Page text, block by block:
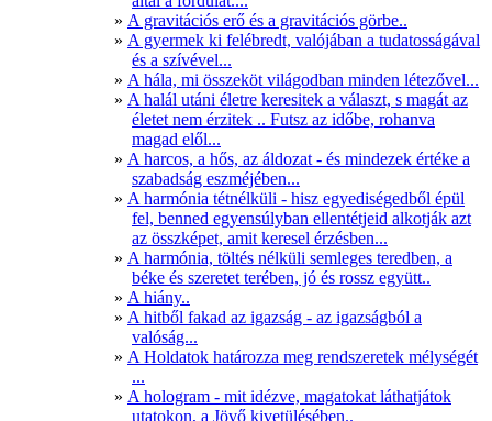
A gravitációs erő és a gravitációs görbe..
A gyermek ki felébredt, valójában a tudatosságával
és a szívével...
A hála, mi összeköt világodban minden létezővel...
A halál utáni életre keresitek a választ, s magát az
életet nem érzitek .. Futsz az időbe, rohanva
magad elől...
A harcos, a hős, az áldozat - és mindezek értéke a
szabadság eszméjében...
A harmónia tétnélküli - hisz egyediségedből épül
fel, benned egyensúlyban ellentétjeid alkotják azt
az összképet, amit keresel érzésben...
A harmónia, töltés nélküli semleges teredben, a
béke és szeretet terében, jó és rossz együtt..
A hiány..
A hitből fakad az igazság - az igazságból a
valóság...
A Holdatok határozza meg rendszeretek mélységét
...
A hologram - mit idézve, magatokat láthatjátok
utatokon, a Jövő kivetülésében..